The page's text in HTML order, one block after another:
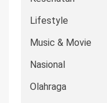
Lifestyle
Music & Movie
Nasional
Olahraga